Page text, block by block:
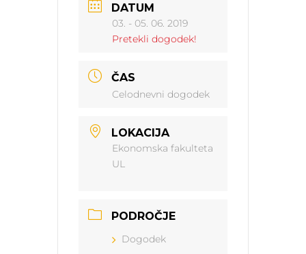
DATUM
03. - 05. 06. 2019
Pretekli dogodek!
ČAS
Celodnevni dogodek
LOKACIJA
Ekonomska fakulteta
UL
PODROČJE
Dogodek